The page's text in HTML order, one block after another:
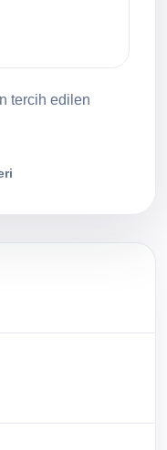
tercih edilen